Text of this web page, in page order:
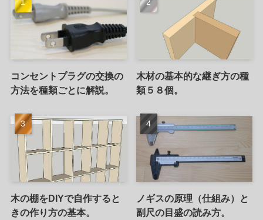
コンセントプラグの交換の
方法を種類ごとに解説。
木材の基本的な継ぎ方の種
類５８個。
木の棚をDIYで自作すると
きの作り方の基本。
ノギスの原理（仕組み）と
副尺の目盛の読み方。